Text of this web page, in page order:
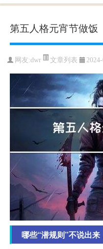
第五人格元宵节做饭
网友:dwr 文章列表
哪些“潜规则”不说出